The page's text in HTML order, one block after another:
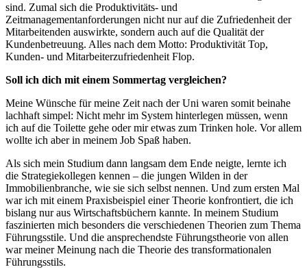
sind. Zumal sich die Produktivitäts- und
Zeitmanagementanforderungen nicht nur auf die Zufriedenheit der
Mitarbeitenden auswirkte, sondern auch auf die Qualität der
Kundenbetreuung. Alles nach dem Motto: Produktivität Top,
Kunden- und Mitarbeiterzufriedenheit Flop.
Soll ich dich mit einem Sommertag vergleichen?
Meine Wünsche für meine Zeit nach der Uni waren somit beinahe
lachhaft simpel: Nicht mehr im System hinterlegen müssen, wenn
ich auf die Toilette gehe oder mir etwas zum Trinken hole. Vor allem
wollte ich aber in meinem Job Spaß haben.
Als sich mein Studium dann langsam dem Ende neigte, lernte ich
die Strategiekollegen kennen – die jungen Wilden in der
Immobilienbranche, wie sie sich selbst nennen. Und zum ersten Mal
war ich mit einem Praxisbeispiel einer Theorie konfrontiert, die ich
bislang nur aus Wirtschaftsbüchern kannte. In meinem Studium
faszinierten mich besonders die verschiedenen Theorien zum Thema
Führungsstile. Und die ansprechendste Führungstheorie von allen
war meiner Meinung nach die Theorie des transformationalen
Führungsstils.